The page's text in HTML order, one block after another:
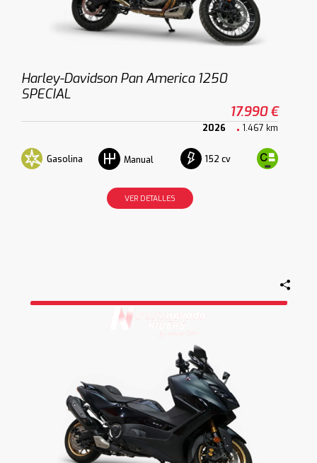
Harley-Davidson Pan America 1250
SPECIAL
17.990 €
2026 1.467 km
Gasolina Manual 152 cv
VER DETALLES